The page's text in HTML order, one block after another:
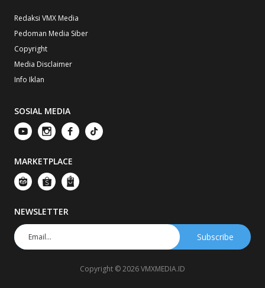
Redaksi VMX Media
Pedoman Media Siber
Copyright
Media Disclaimer
Info Iklan
SOSIAL MEDIA
MARKETPLACE
NEWSLETTER
Copyright © 2026 VMXMEDIA.ID